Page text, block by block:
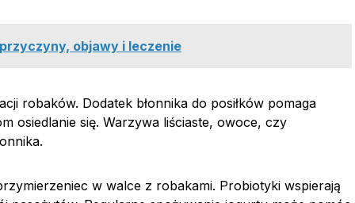
objawy i leczenie
robaków. Dodatek błonnika do posiłków pomaga
osiedlanie się. Warzywa liściaste, owoce, czy
w walce z robakami. Probiotyki wspierają